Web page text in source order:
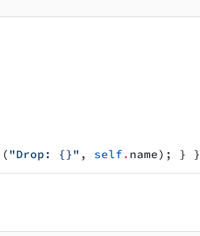
( "Drop: {}" , self . name); } }